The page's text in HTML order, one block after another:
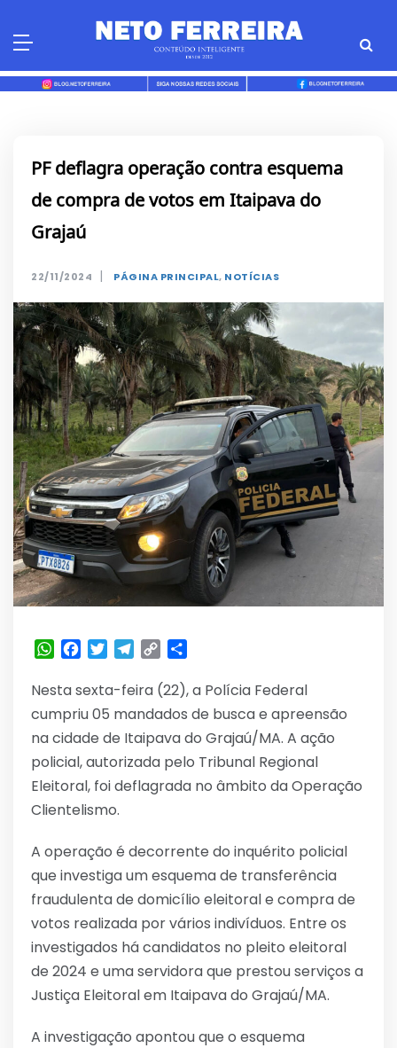
PF deflagra operação contra esquema
de compra de votos em Itaipava do
Grajaú
22/11/2024 | PÁGINA PRINCIPAL, NOTÍCIAS
WhatsApp
Facebook
TwitterTelegram
Copy
Nesta sexta-feira (22), a Polícia Federal
cumpriu 05 mandados de busca e apreensão
na cidade de Itaipava do Grajaú/MA. A ação
policial, autorizada pelo Tribunal Regional
Eleitoral, foi deflagrada no âmbito da Operação
Clientelismo.
A operação é decorrente do inquérito policial
que investiga um esquema de transferência
fraudulenta de domicílio eleitoral e compra de
votos realizada por vários indivíduos. Entre os
investigados há candidatos no pleito eleitoral
de 2024 e uma servidora que prestou serviços a
Justiça Eleitoral em Itaipava do Grajaú/MA.
A investigação apontou que o esquema